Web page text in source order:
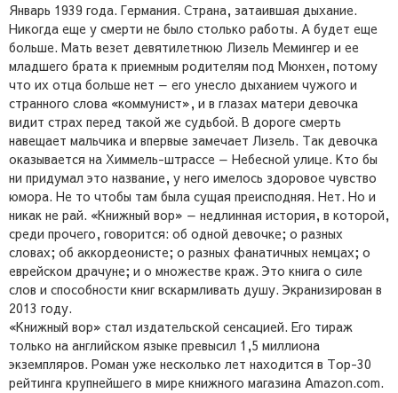
Январь 1939 года. Германия. Страна, затаившая дыхание.
Никогда еще у смерти не было столько работы. А будет еще
больше. Мать везет девятилетнюю Лизель Мемингер и ее
младшего брата к приемным родителям под Мюнхен, потому
что их отца больше нет — его унесло дыханием чужого и
странного слова «коммунист», и в глазах матери девочка
видит страх перед такой же судьбой. В дороге смерть
навещает мальчика и впервые замечает Лизель. Так девочка
оказывается на Химмель-штрассе — Небесной улице. Кто бы
ни придумал это название, у него имелось здоровое чувство
юмора. Не то чтобы там была сущая преисподняя. Нет. Но и
никак не рай. «Книжный вор» — недлинная история, в которой,
среди прочего, говорится: об одной девочке; о разных
словах; об аккордеонисте; о разных фанатичных немцах; о
еврейском драчуне; и о множестве краж. Это книга о силе
слов и способности книг вскармливать душу. Экранизирован в
2013 году.
«Книжный вор» стал издательской сенсацией. Его тираж
только на английском языке превысил 1,5 миллиона
экземпляров. Роман уже несколько лет находится в Top-30
рейтинга крупнейшего в мире книжного магазина Amazon.com.